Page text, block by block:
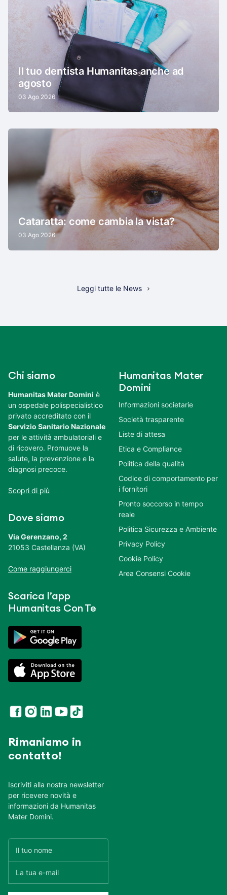
Il tuo dentista Humanitas anche ad
agosto
03 Ago 2026
Cataratta: come cambia la vista?
03 Ago 2026
Leggi tutte le News
Chi siamo
Humanitas Mater Domini è
un ospedale polispecialistico
privato accreditato con il
Servizio Sanitario Nazionale
per le attività ambulatoriali e
di ricovero. Promuove la
salute, la prevenzione e la
diagnosi precoce.
Scopri di più
Dove siamo
Via Gerenzano, 2
21053 Castellanza (VA)
Come raggiungerci
Scarica l’app
Humanitas Con Te
Rimaniamo in
contatto!
Iscriviti alla nostra newsletter
per ricevere novità e
informazioni da Humanitas
Mater Domini.
Humanitas Mater
Domini
Informazioni societarie
Società trasparente
Liste di attesa
Etica e Compliance
Politica della qualità
Codice di comportamento per
i fornitori
Pronto soccorso in tempo
reale
Politica Sicurezza e Ambiente
Privacy Policy
Cookie Policy
Area Consensi Cookie